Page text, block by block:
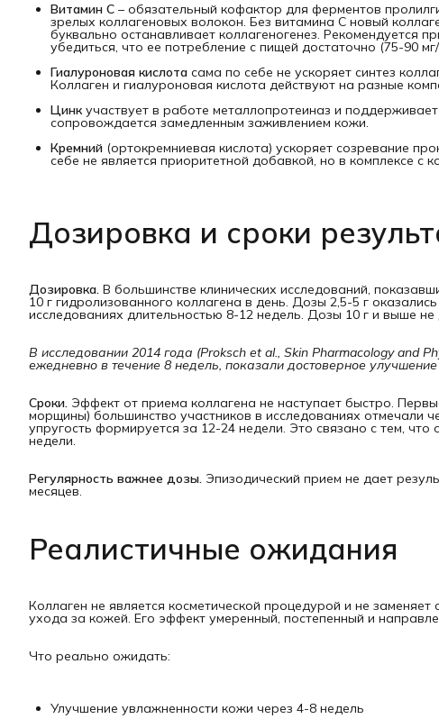
Витамин C – обязательный кофактор для ферментов
зрелых коллагеновых волокон. Без витамина C новый
буквально останавливает коллагеногенез. Рекомендуется
убедиться, что ее потребление с пищей достаточно (75-90
Гиалуроновая кислота сама по себе не ускоряет синтез
Коллаген и гиалуроновая кислота действуют на разные
Цинкучаствует в работе металлопротеиназ и
сопровождается замедленным заживлением кожи.
Кремний (ортокремниевая кислота) ускоряет созревание
себе не является приоритетной добавкой, но в комплексе с
Дозировка и сроки
Дозировка. В большинстве клинических исследований,
10 г гидролизованного коллагена в день. Дозы 2,5-5 г
исследованиях длительностью 8-12 недель. Дозы 10 г и выше
В исследовании 2014 года (Proksch et al., Skin Pharmacology and
ежедневно в течение 8 недель, показали достоверное
Сроки. Эффект от приема коллагена не наступает быстро.
морщины) большинство участников в исследованиях отмечали
упругость формируется за 12-24 недели. Это связано с тем,
недели.
Регулярность важнее дозы. Эпизодический прием не дает
месяцев.
Реалистичные ожидания
Коллаген не является косметической процедурой и не
ухода за кожей. Его эффект умеренный, постепенный и
Что реально ожидать:
Улучшение увлажненности кожи через 4-8 недель